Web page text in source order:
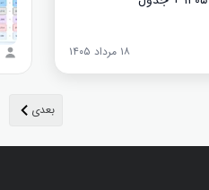
۱۸ مرداد ۱۴۰۵